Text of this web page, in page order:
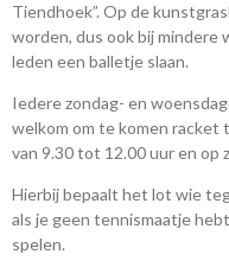
Tiendhoek”. Op de
worden, dus ook bij mindere
leden een balletje slaan.
Iedere zondag- en
welkom om te komen
van 9.30 tot 12.00 uur en op
Hierbij bepaalt het lot wie
als je geen tennismaatje
spelen.